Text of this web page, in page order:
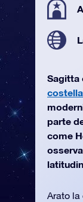
Sagitta
parte
come
Arato la